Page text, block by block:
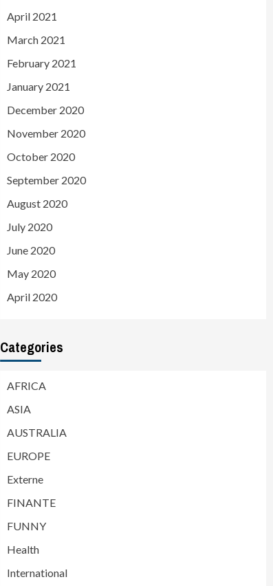
April 2021
March 2021
February 2021
January 2021
December 2020
November 2020
October 2020
September 2020
August 2020
July 2020
June 2020
May 2020
April 2020
Categories
AFRICA
ASIA
AUSTRALIA
EUROPE
Externe
FINANTE
FUNNY
Health
International